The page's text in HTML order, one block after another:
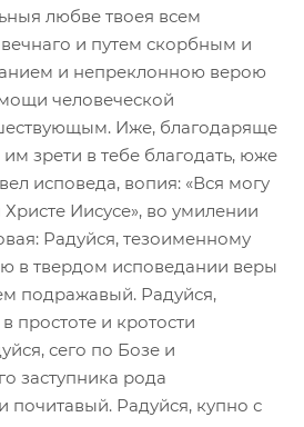
любве твоея всем
и путем скорбным и
и непреклонною верою
человеческой
Иже, благодаряще
зрети в тебе благодать, юже
исповеда, вопия: «Вся могу
Иисусе», во умилении
Радуйся, тезоименному
в твердом исповедании веры
подражавый. Радуйся,
простоте и кротости
сего по Бозе и
заступника рода
почитавый. Радуйся, купно с